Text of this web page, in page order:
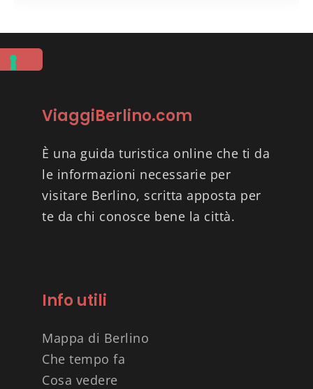
ViaggiBerlino.com
È una guida turistica online che ti da
le informazioni necessarie per
visitare Berlino, scritta apposta per
te da chi conosce bene la città.
Info utili
Mappa di Berlino
Che tempo fa
Cosa vedere